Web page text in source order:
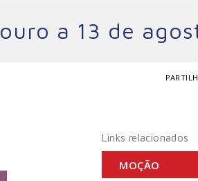
a 13 de
Links relacionados
MOÇÃO